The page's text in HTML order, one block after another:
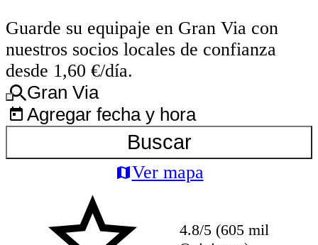
Guarde su equipaje en Gran Via con
nuestros socios locales de confianza
desde 1,60 €/día.
Gran Via
Agregar fecha y hora
Buscar
Ver mapa
4.8/5 (605 mil